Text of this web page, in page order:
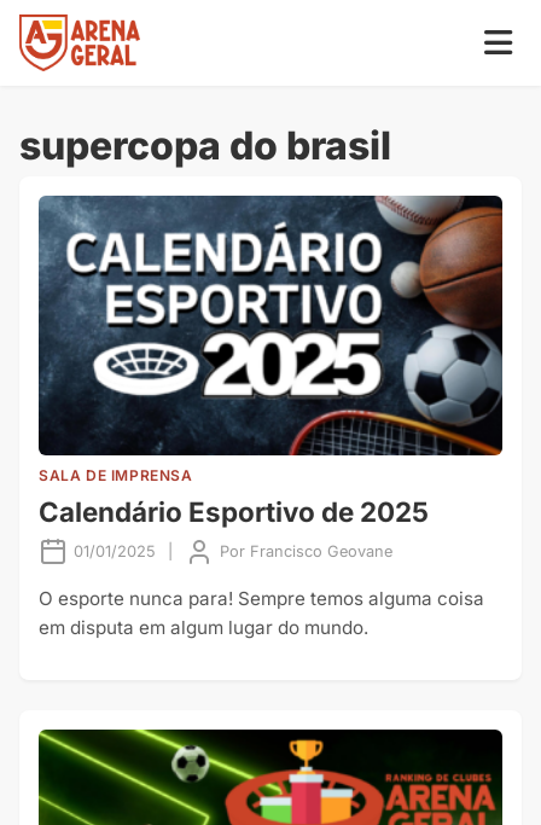
supercopa do brasil
SALA DE IMPRENSA
Calendário Esportivo de 2025
01/01/2025 Por Francisco Geovane
O esporte nunca para! Sempre temos alguma coisa
em disputa em algum lugar do mundo.